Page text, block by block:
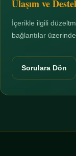
Ulaşım ve
İçerikle ilgili
bağlantılar
Sorulara Dön